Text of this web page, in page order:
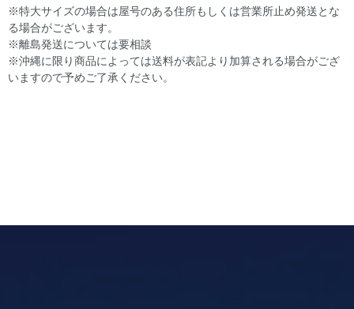
※特大サイズの場合は屋号のある住所もしくは営業所止め発送とな
る場合がございます。
※離島発送については要相談
※沖縄に限り商品によっては送料が表記より加算される場合がござ
いますので予めご了承ください。